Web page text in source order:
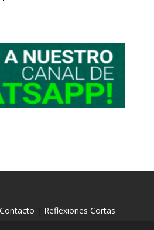
Contacto Reflexiones Cortas